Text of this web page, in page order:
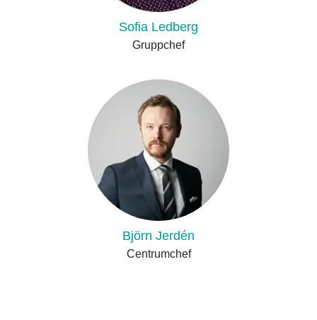
Sofia Ledberg
Gruppchef
Björn Jerdén
Centrumchef